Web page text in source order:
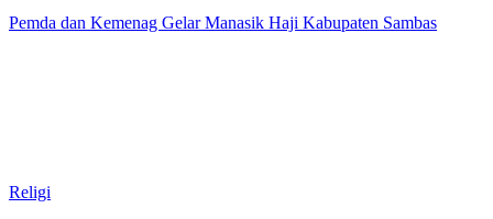
Pemda dan Kemenag Gelar Manasik Haji Kabupaten Sambas
Religi